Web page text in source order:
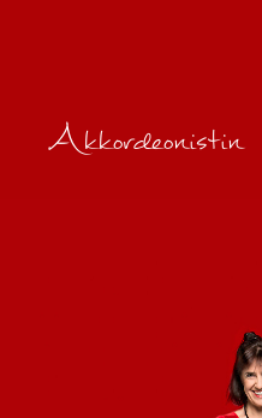
Akkordeonistin